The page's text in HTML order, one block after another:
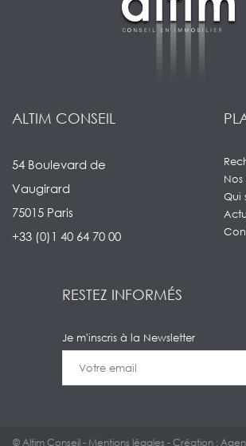
ALTIM CONSEIL
54 Boulevard de
Vaugirard
75015 Paris
+33 (0)1 40 64 70 00
Nos
Qui
RESTEZ INFORMÉS
Je m'inscris à la Newsletter
© Altim Conseil - Mentions légales - Création :